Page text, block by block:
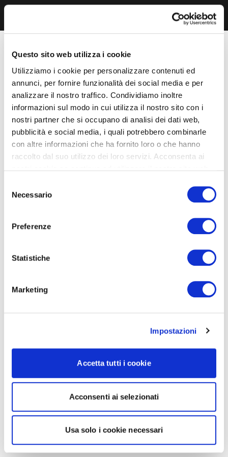
Questo sito web utilizza i cookie
Utilizziamo i cookie per personalizzare contenuti ed
annunci, per fornire funzionalità dei social media e per
analizzare il nostro traffico. Condividiamo inoltre
informazioni sul modo in cui utilizza il nostro sito con i
nostri partner che si occupano di analisi dei dati web,
pubblicità e social media, i quali potrebbero combinarle
con altre informazioni che ha fornito loro o che hanno
raccolto dal suo utilizzo dei loro servizi. Acconsenta ai
delNecessario
Preferenze
Statistiche
Marketing
Impostazioni
Accetta tutti i cookie
Acconsenti ai selezionati
Usa solo i cookie necessari